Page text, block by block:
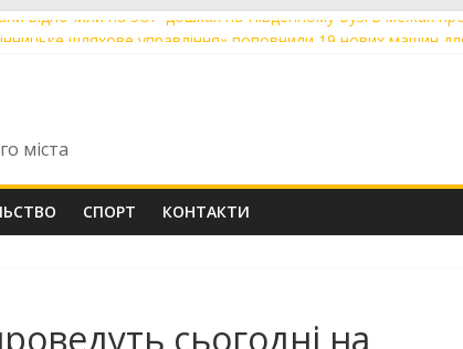
відпочили на SUP-дошках на Південному Бузі в межах
де у Вінниці 6 серпня тимчасово немає води та світла
з Вінниці склали НМТ на 200 балів із двох предметів: їх
міста
СПОРТ КОНТАКТИ
сьогодні на